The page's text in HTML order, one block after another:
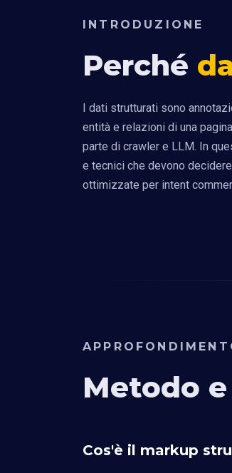
INTRODUZIONE
Perché
I dati strutturati sono
entità e relazioni di una
parte di crawler e LLM. In
e tecnici che devono
ottimizzate per intent
Metodo
Cos'è il markup